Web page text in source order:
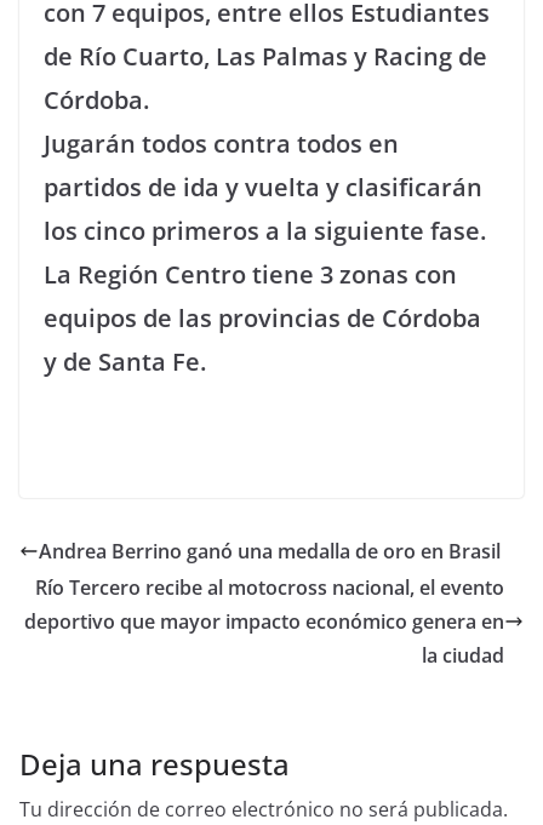
con 7 equipos, entre ellos Estudiantes
de Río Cuarto, Las Palmas y Racing de
Córdoba.
Jugarán todos contra todos en
partidos de ida y vuelta y clasificarán
los cinco primeros a la siguiente fase.
La Región Centro tiene 3 zonas con
equipos de las provincias de Córdoba
y de Santa Fe.
Andrea Berrino ganó una medalla de oro en Brasil
Río Tercero recibe al motocross nacional, el evento
deportivo que mayor impacto económico genera en
la ciudad
Deja una respuesta
Tu dirección de correo electrónico no será publicada.